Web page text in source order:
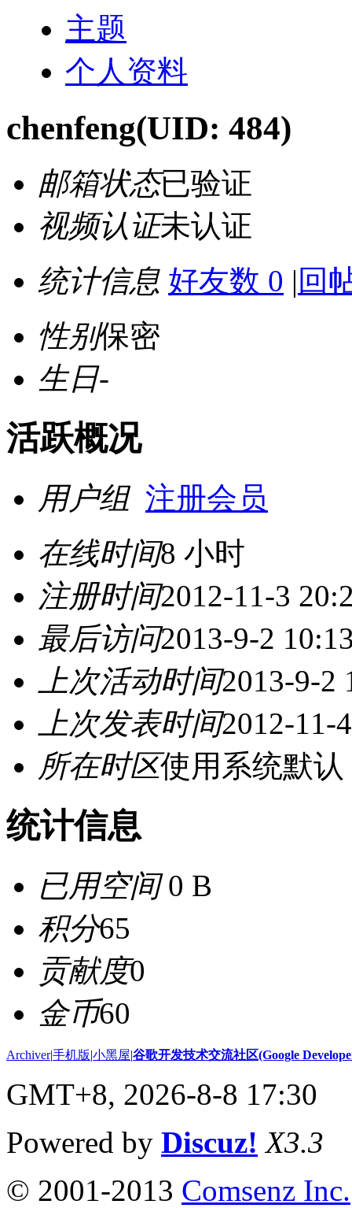
主题
个人资料
chenfeng(UID: 484)
邮箱状态已验证
视频认证未认证
统计信息 好友数 0 | 回
性别保密
生日-
活跃概况
用户组 注册会员
在线时间8 小时
注册时间2012-11-3
最后访问2013-9-2
上次活动时间2013-9-2
上次发表时间2012-11-
所在时区使用系统默认
统计信息
已用空间0 B
积分65
贡献度0
金币60
Archiver|手机版|小黑屋|谷歌开发技术交流社区(Google
GMT+8, 2026-8-8 17:30
Powered by Discuz! X3.3
© 2001-2013 Comsenz Inc.